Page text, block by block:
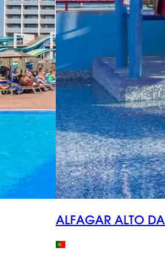
ALFAGAR ALTO